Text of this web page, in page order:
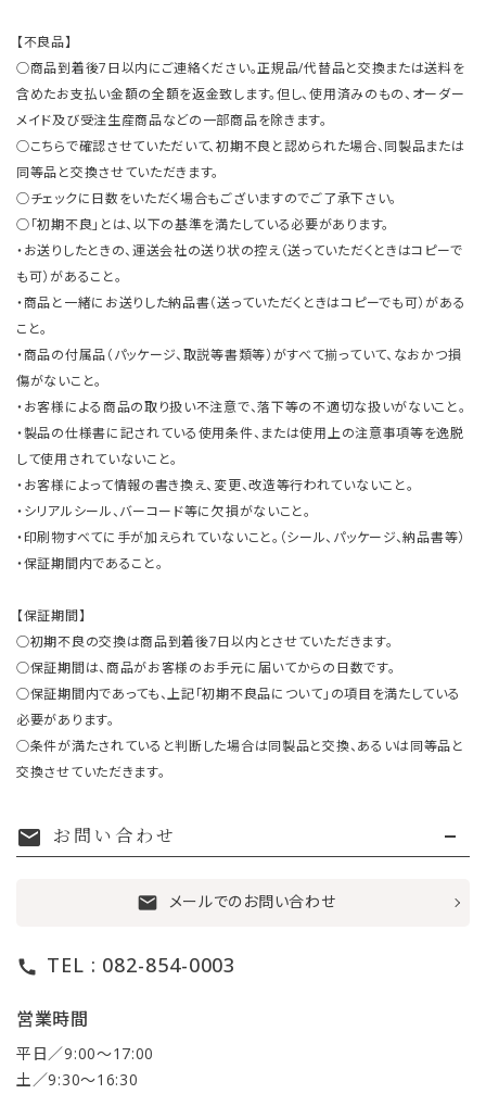
【不良品】
○商品到着後7日以内にご連絡ください。正規品/代替品と交換または送料を
含めたお支払い金額の全額を返金致します。但し、使用済みのもの、オーダー
メイド及び受注生産商品などの一部商品を除きます。
○こちらで確認させていただいて、初期不良と認められた場合、同製品または
同等品と交換させていただきます。
○チェックに日数をいただく場合もございますのでご了承下さい。
○「初期不良」とは、以下の基準を満たしている必要があります。
・お送りしたときの、運送会社の送り状の控え（送っていただくときはコピーで
も可）があること。
・商品と一緒にお送りした納品書（送っていただくときはコピーでも可）がある
こと。
・商品の付属品（パッケージ、取説等書類等）がすべて揃っていて、なおかつ損
傷がないこと。
・お客様による商品の取り扱い不注意で、落下等の不適切な扱いがないこと。
・製品の仕様書に記されている使用条件、または使用上の注意事項等を逸脱
して使用されていないこと。
・お客様によって情報の書き換え、変更、改造等行われていないこと。
・シリアルシール、バーコード等に欠損がないこと。
・印刷物すべてに手が加えられていないこと。（シール、パッケージ、納品書等）
・保証期間内であること。
【保証期間】
○初期不良の交換は商品到着後7日以内とさせていただきます。
○保証期間は、商品がお客様のお手元に届いてからの日数です。
○保証期間内であっても、上記「初期不良品について」の項目を満たしている
必要があります。
○条件が満たされていると判断した場合は同製品と交換、あるいは同等品と
交換させていただきます。
mail お問い合わせ
mail メールでのお問い合わせ
call TEL : 082-854-0003
営業時間
平日／9:00〜17:00
土／9:30〜16:30